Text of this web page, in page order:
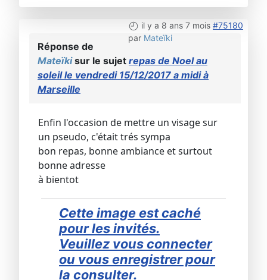
il y a 8 ans 7 mois #75180
par Mateïki
Réponse de
Mateïkisur le sujet repas de Noel au
soleil le vendredi 15/12/2017 a midi à
Marseille
Enfin l'occasion de mettre un visage sur
un pseudo, c'était trés sympa
bon repas, bonne ambiance et surtout
bonne adresse
à bientot
Cette image est caché
pour les invités.
Veuillez vous connecter
ou vous enregistrer pour
la consulter.